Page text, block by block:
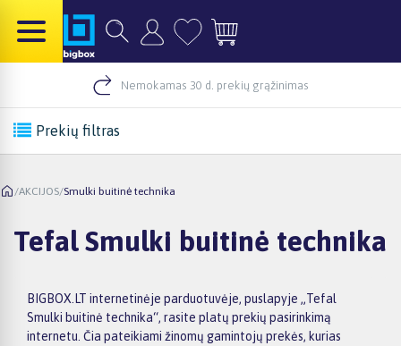
Nemokamas 30 d. prekių grąžinimas
Prekių filtras
/AKCIJOS/Smulki buitinė technika
Tefal Smulki buitinė technika
BIGBOX.LT internetinėje parduotuvėje, puslapyje „Tefal
Smulki buitinė technika“, rasite platų prekių pasirinkimą
internetu. Čia pateikiami žinomų gamintojų prekės, kurias